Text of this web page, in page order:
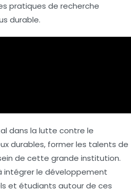
pratiques de recherche
durable.
dans la lutte contre le
durables, former les talents de
de cette grande institution.
intégrer le développement
et étudiants autour de ces